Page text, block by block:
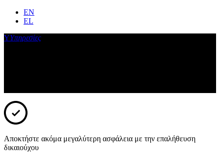
EN
EL
ΥΥπηρεσίες
Αποκτήστε ακόμα μεγαλύτερη ασφάλεια με την επαλήθευση
δικαιούχου